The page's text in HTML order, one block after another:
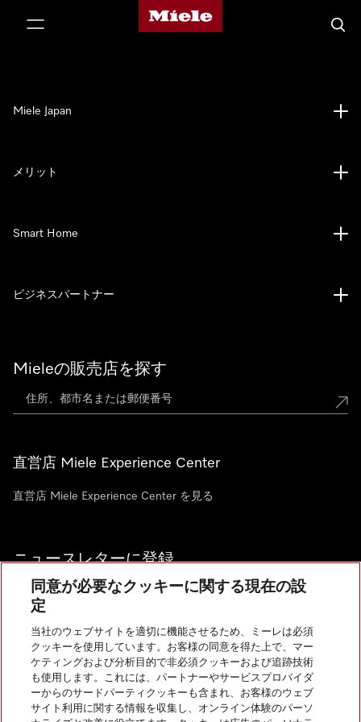
Mieleのホームページ
検索
Mieleの販売店を探す
直営店 Miele Experience Center
直営店 Miele Experience Center を見る
ニュースレターに登録
お問い合わせ
Miele Japan
メリット
Smart Home
ビジネスパートナー
InstagramのMiele
YoutubeのMiele
同意が必要なクッキーに関する現在の設
定
当社のウェブサイトを適切に機能させるため、ミーレは必須
クッキーを使用しています。お客様の同意を得た上で、マー
ケティングおよび分析目的で非必須クッキーおよび追跡技術
も使用します。これには、パートナーやサービスプロバイダ
ーからのサードパーティクッキーも含まれ、お客様のウェブ
サイト利用に関する情報を収集し、オンライン体験のパーソ